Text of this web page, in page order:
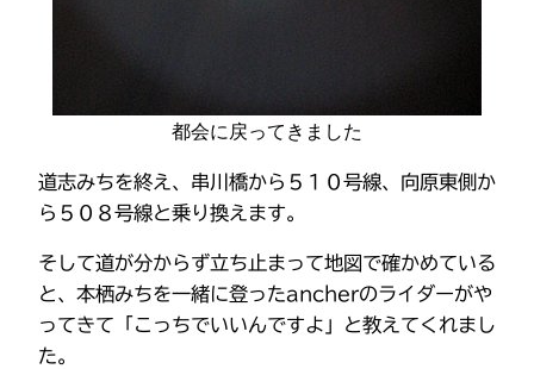
都会に戻ってきました
道志みちを終え、串川橋から５１０号線、向原東側か
ら５０８号線と乗り換えます。
そして道が分からず立ち止まって地図で確かめている
と、本栖みちを一緒に登ったancherのライダーがや
ってきて「こっちでいいんですよ」と教えてくれまし
た。